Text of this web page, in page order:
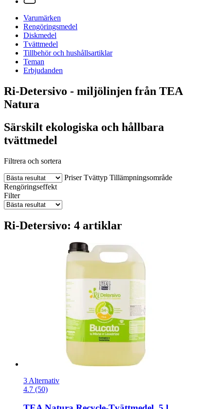
Varumärken
Rengöringsmedel
Diskmedel
Tvättmedel
Tillbehör och hushållsartiklar
Teman
Erbjudanden
Ri-Detersivo - miljölinjen från TEA
Natura
Särskilt ekologiska och hållbara
tvättmedel
Filtrera och sortera
Priser Tvättyp Tillämpningsområde
Rengöringseffekt
Filter
Ri-Detersivo: 4 artiklar
3 Alternativ
4.7 (50)